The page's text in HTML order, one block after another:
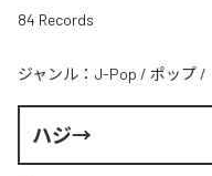
84 Records
ジャンル： J-Pop / ポップ /
ハジ→